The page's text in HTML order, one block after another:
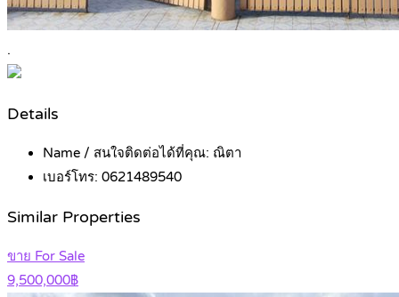
.
Details
Name / สนใจติดต่อได้ที่คุณ: ณิตา
เบอร์โทร: 0621489540
Similar Properties
ขาย For Sale
9,500,000฿